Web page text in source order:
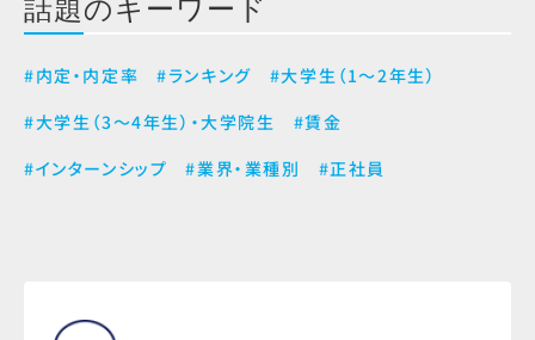
#内定・内定率 #ランキング
#大学生（1～2年生）
#大学生（3～4年生）・大学院生
#賃金
#インターンシップ
#業界・業種別 #正社員